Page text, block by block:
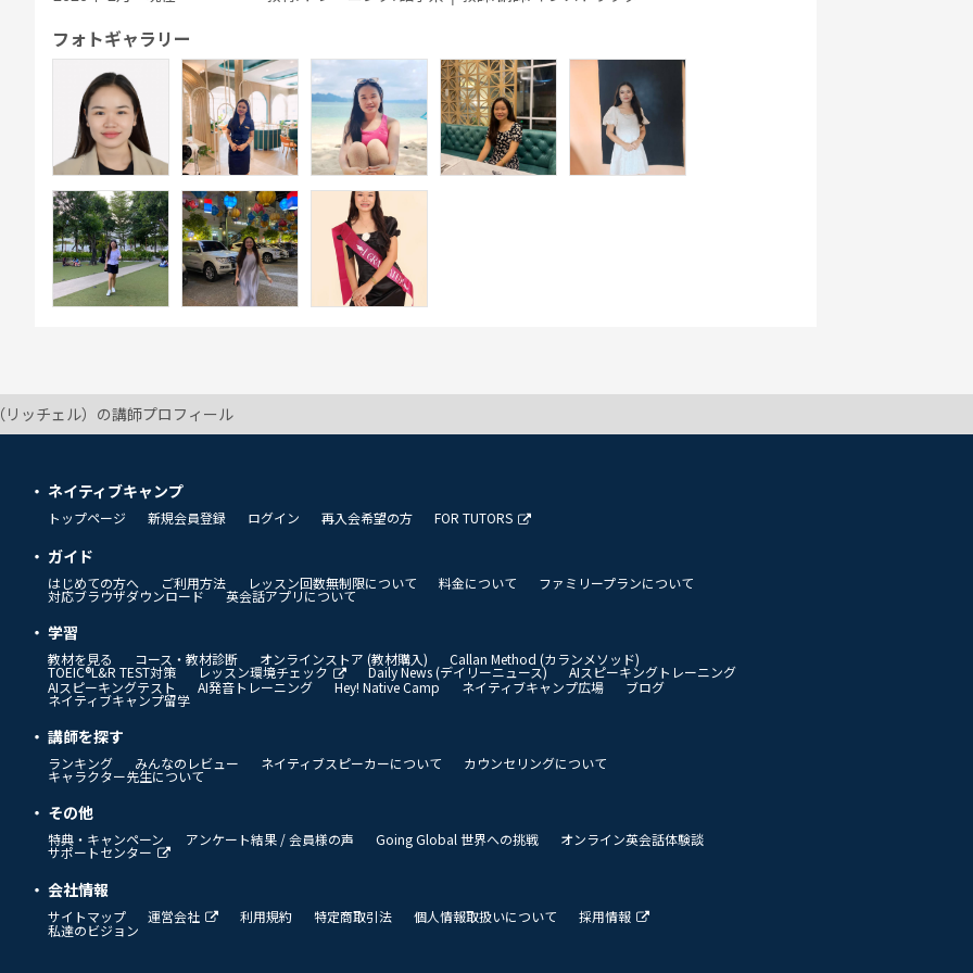
フォトギャラリー
ッチェル）の講師プロフィール
ネイティブキャンプ
トップページ 新規会員登録 ログイン 再入会希望の方 FOR TUTORS
ガイド
はじめての方へ ご利用方法 レッスン回数無制限について 料金について ファミリープランについて
対応ブラウザダウンロード 英会話アプリについて
学習
教材を見る コース・教材診断 オンラインストア (教材購入) Callan Method (カランメソッド)
TOEIC®L&R TEST対策 レッスン環境チェック Daily News (デイリーニュース)
AIスピーキングトレーニング
AIスピーキングテスト
AI発音トレーニング Hey! Native Camp ネイティブキャンプ広場 ブログ
ネイティブキャンプ留学
講師を探す
ランキング みんなのレビュー ネイティブスピーカーについて カウンセリングについて
キャラクター先生について
その他
特典・キャンペーン アンケート結果 / 会員様の声 Going Global 世界への挑戦 オンライン英会話体験談
サポートセンター
会社情報
サイトマップ 運営会社 利用規約 特定商取引法 個人情報取扱いについて 採用情報
私達のビジョン